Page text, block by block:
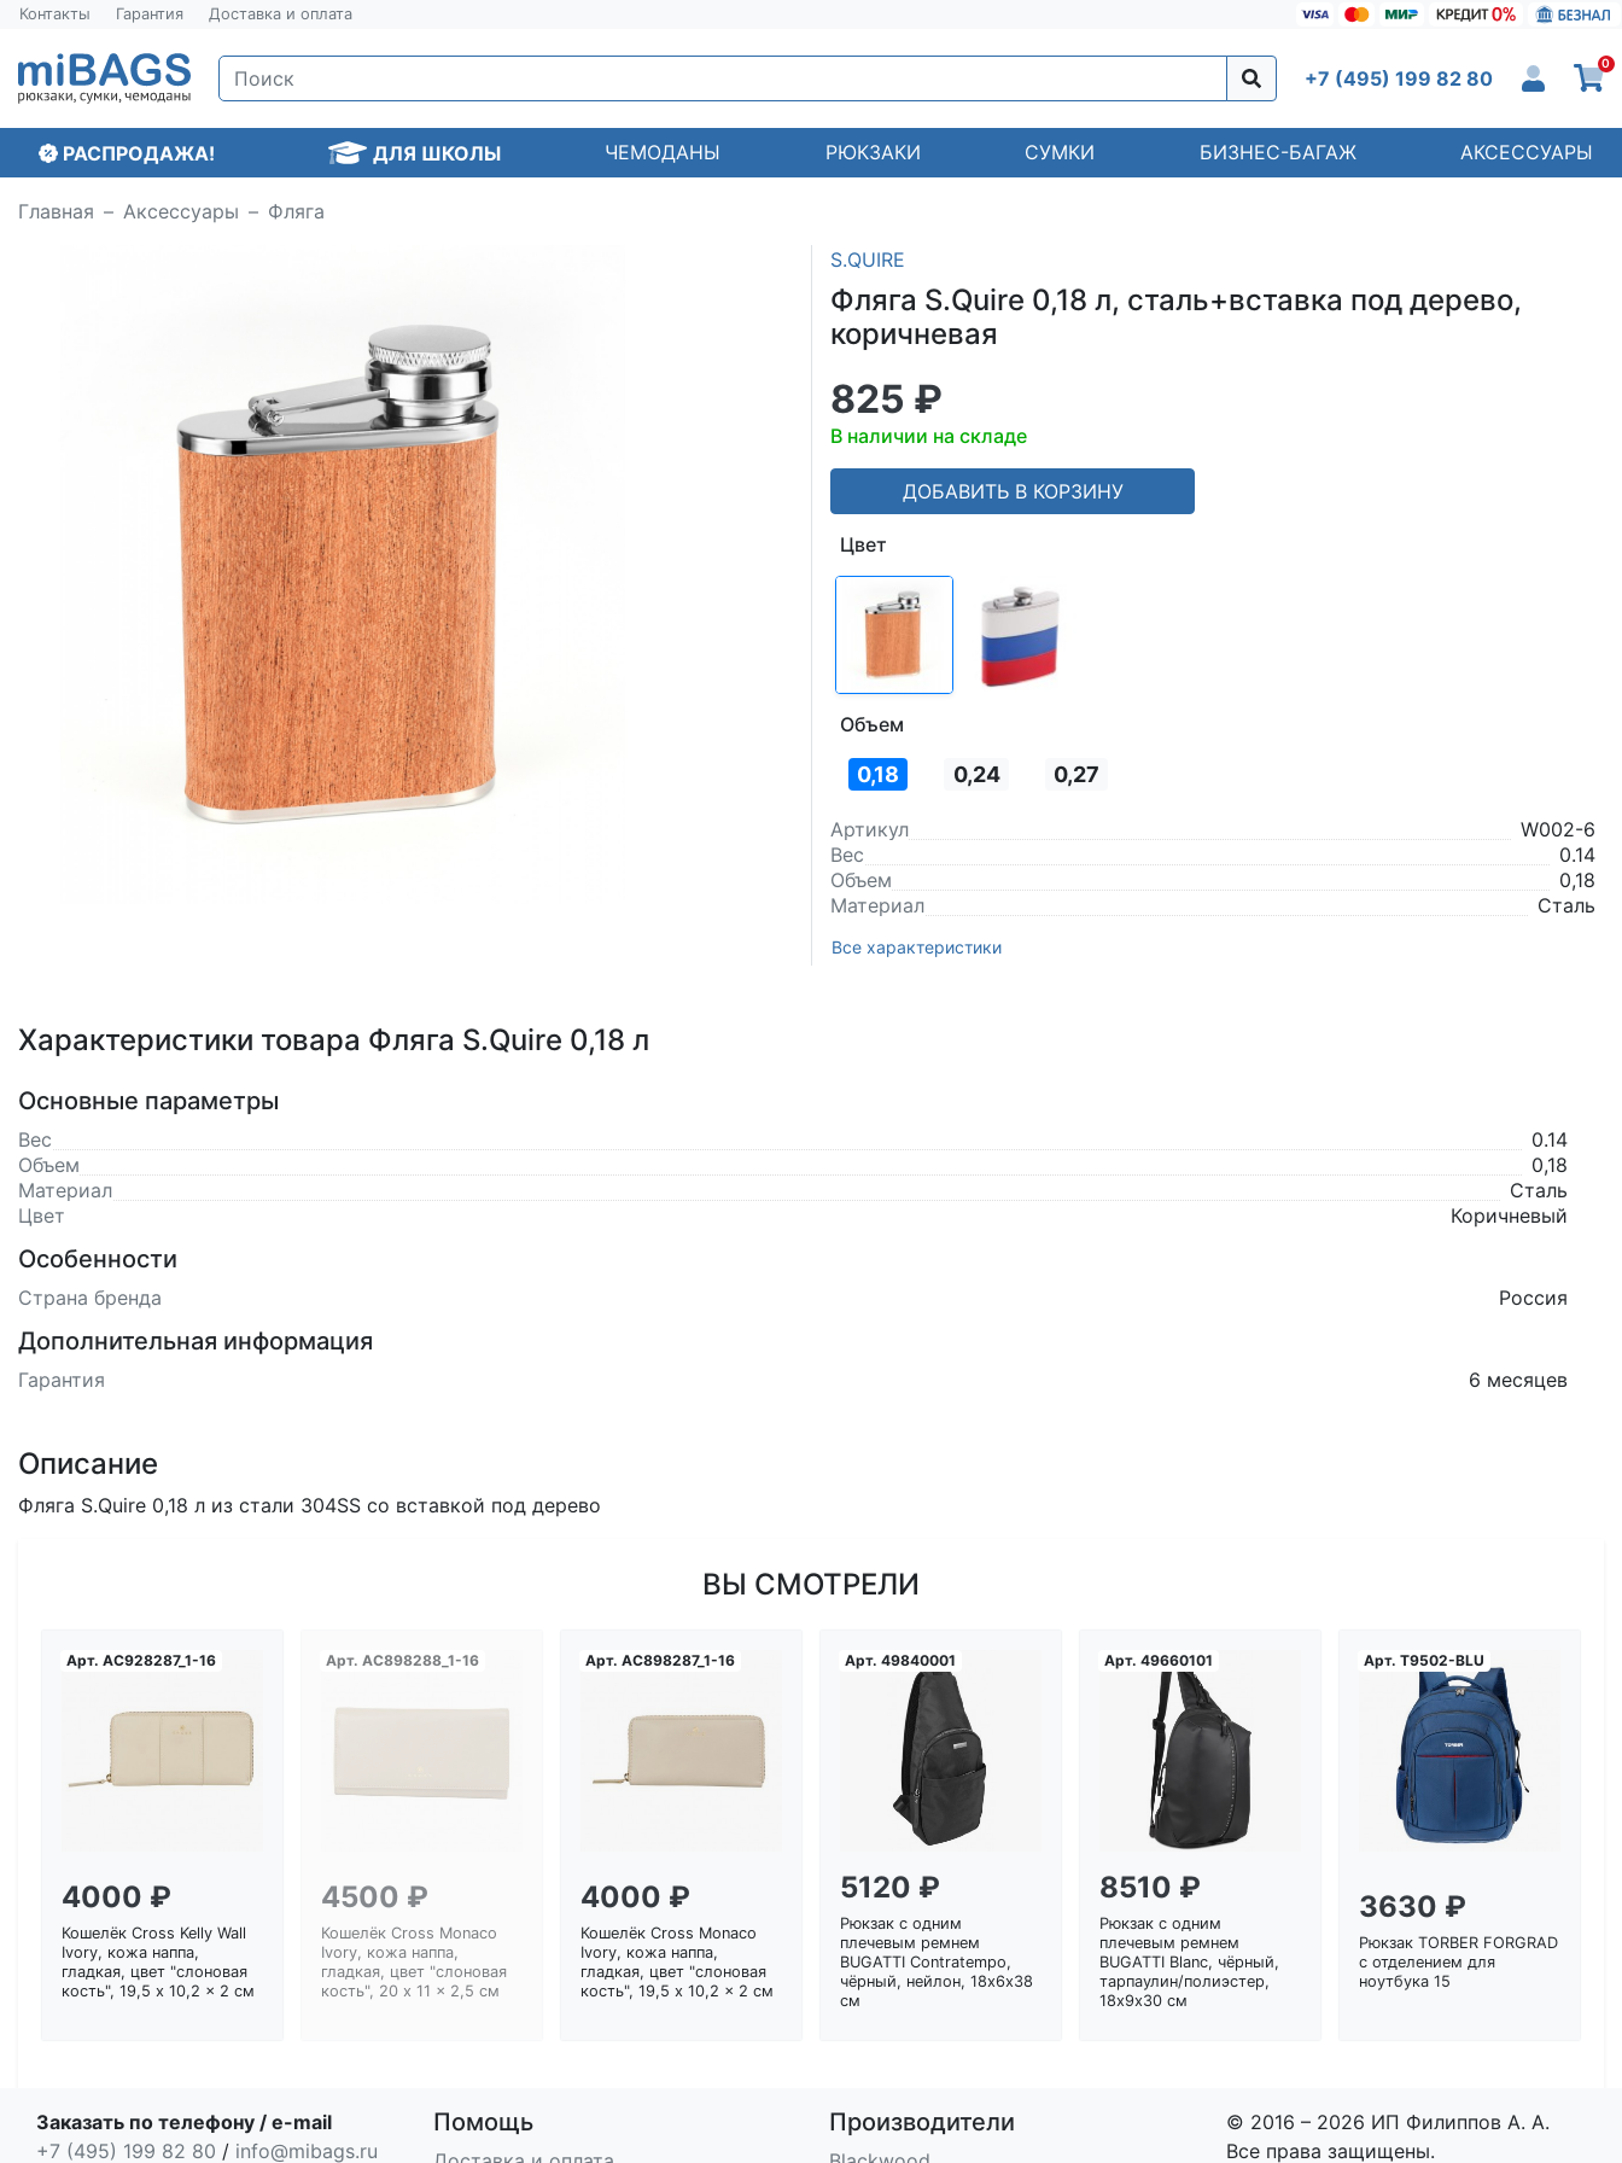
Контакты Гарантия Доставка и оплата
+7 (495) 199 82 80
0
РАСПРОДАЖА! ДЛЯ ШКОЛЫ ЧЕМОДАНЫ РЮКЗАКИ СУМКИ БИЗНЕС-БАГАЖ АКСЕССУАРЫ
Главная Аксессуары Фляга
Loading...
S.QUIRE
Фляга S.Quire 0,18 л, сталь+вставка под дерево,
коричневая
825 ₽
В наличии на складе
ДОБАВИТЬ В КОРЗИНУ
Цвет
Объем
0,18 0,24 0,27
Артикул
W002-6
Вес
0.14
Объем
0,18
Материал
Сталь
Все характеристики
Характеристики товара Фляга S.Quire 0,18 л
Основные параметры
Вес
0.14
Объем
0,18
Материал
Сталь
Цвет
Коричневый
Особенности
Страна бренда Россия
Дополнительная информация
Гарантия 6 месяцев
Описание
Фляга S.Quire 0,18 л из стали 304SS со вставкой под дерево
ВЫ СМОТРЕЛИ
Арт. AC928287_1-16
4000 ₽
Кошелёк Cross Kelly Wall
Ivory, кожа наппа,
гладкая, цвет "слоновая
кость", 19,5 x 10,2 x 2 см
Арт. AC898288_1-16
4500 ₽
Кошелёк Cross Monaco
Ivory, кожа наппа,
гладкая, цвет "слоновая
кость", 20 x 11 x 2,5 см
Арт. AC898287_1-16
4000 ₽
Кошелёк Cross Monaco
Ivory, кожа наппа,
гладкая, цвет "слоновая
кость", 19,5 x 10,2 x 2 см
Арт. 49840001
Загрузка...
5120 ₽
Рюкзак с одним
плечевым ремнем
BUGATTI Contratempo,
чёрный, нейлон, 18х6х38
см
Арт. 49660101
Загрузка...
8510 ₽
Рюкзак с одним
плечевым ремнем
BUGATTI Blanc, чёрный,
тарпаулин/полиэстер,
18х9х30 см
Арт. T9502-BLU
Загрузка...
3630 ₽
Рюкзак TORBER FORGRAD
с отделением для
ноутбука 15
Заказать по телефону / e-mail
+7 (495) 199 82 80 / info@mibags.ru
Помощь Производители
© 2016 – 2026 ИП Филиппов А. А.
Все права защищены.